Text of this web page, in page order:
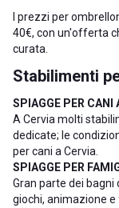
I prezzi per
40€, con un'offerta
curata.
Stabilimenti
SPIAGGE PER CANI
A Cervia molti
dedicate; le
per cani a Cervia
SPIAGGE PER
Gran parte dei bagni
giochi, animazione e